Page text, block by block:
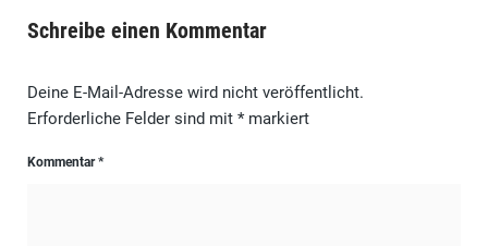
Schreibe einen Kommentar
Deine E-Mail-Adresse wird nicht veröffentlicht.
Erforderliche Felder sind mit *markiert
Kommentar*